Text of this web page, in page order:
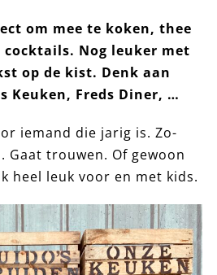
om mee te koken, thee
Nog leuker met
op de kist. Denk aan
Keuken, Freds Diner, …
iemand die jarig is. Zo-
Gaat trouwen. Of gewoon
heel leuk voor en met kids.